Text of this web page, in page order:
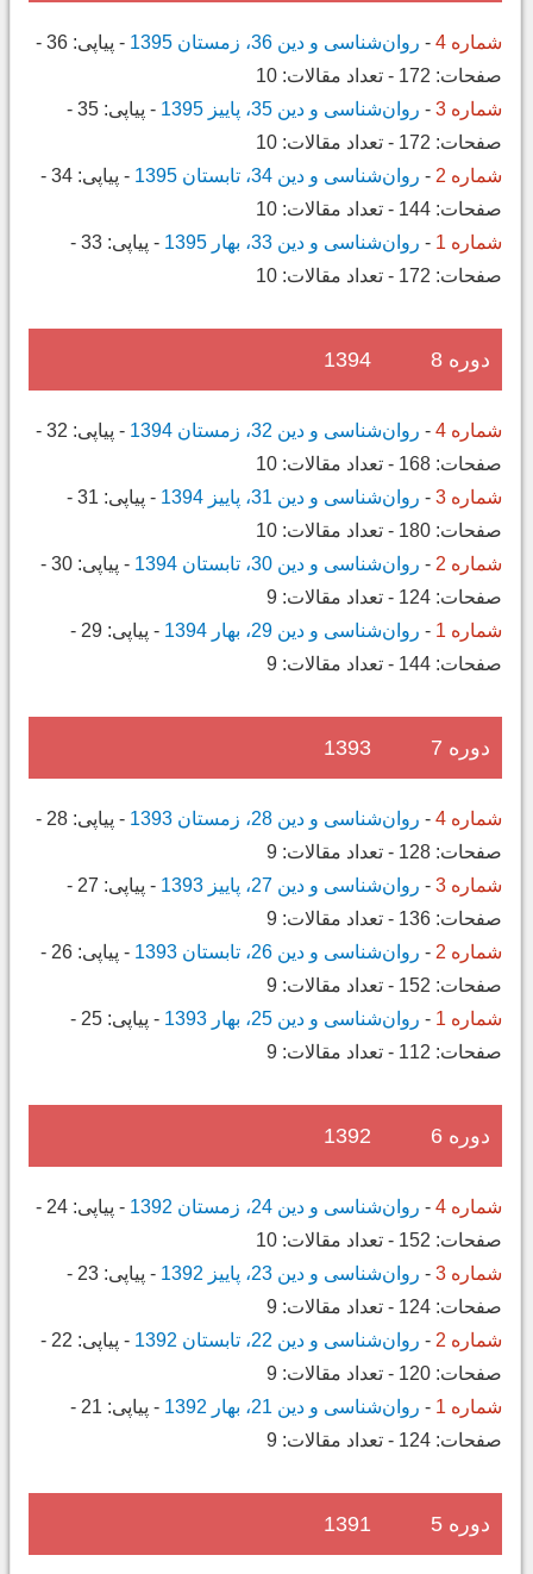
شماره 4 - روان‌شناسی و دین 36، زمستان 1395 - پیاپی: 36
-
صفحات: 172
- تعداد مقالات: 10
شماره 3
- روان‌شناسی و دین 35، پاییز 1395 - پیاپی: 35
-
صفحات: 172
- تعداد مقالات: 10
شماره 2
- روان‌شناسی و دین 34، تابستان 1395 - پیاپی: 34
-
صفحات: 144
- تعداد مقالات: 10
شماره 1
- روان‌شناسی و دین 33، بهار 1395 - پیاپی: 33
-
صفحات: 172
- تعداد مقالات: 10
دوره 8 1394
شماره 4 - روان‌شناسی و دین 32، زمستان 1394 - پیاپی: 32
-
صفحات: 168
- تعداد مقالات: 10
شماره 3
- روان‌شناسی و دین 31، پاییز 1394 - پیاپی: 31
-
صفحات: 180
- تعداد مقالات: 10
شماره 2
- روان‌شناسی و دین 30، تابستان 1394 - پیاپی: 30
-
صفحات: 124
- تعداد مقالات: 9
شماره 1
- روان‌شناسی و دین 29، بهار 1394 - پیاپی: 29
-
صفحات: 144
- تعداد مقالات: 9
دوره 7 1393
شماره 4 - روان‌شناسی و دین 28، زمستان 1393 - پیاپی: 28
-
صفحات: 128
- تعداد مقالات: 9
شماره 3
- روان‌شناسی و دین 27، پاییز 1393 - پیاپی: 27
-
صفحات: 136
- تعداد مقالات: 9
شماره 2
- روان‌شناسی و دین 26، تابستان 1393 - پیاپی: 26
-
صفحات: 152
- تعداد مقالات: 9
شماره 1
- روان‌شناسی و دین 25، بهار 1393 - پیاپی: 25
-
صفحات: 112
- تعداد مقالات: 9
دوره 6 1392
شماره 4 - روان‌شناسی و دین 24، زمستان 1392 - پیاپی: 24
-
صفحات: 152
- تعداد مقالات: 10
شماره 3
- روان‌شناسی و دین 23، پاییز 1392 - پیاپی: 23
-
صفحات: 124
- تعداد مقالات: 9
شماره 2
- روان‌شناسی و دین 22، تابستان 1392 - پیاپی: 22
-
صفحات: 120
- تعداد مقالات: 9
شماره 1
- روان‌شناسی و دین 21، بهار 1392 - پیاپی: 21
-
صفحات: 124
- تعداد مقالات: 9
دوره 5 1391